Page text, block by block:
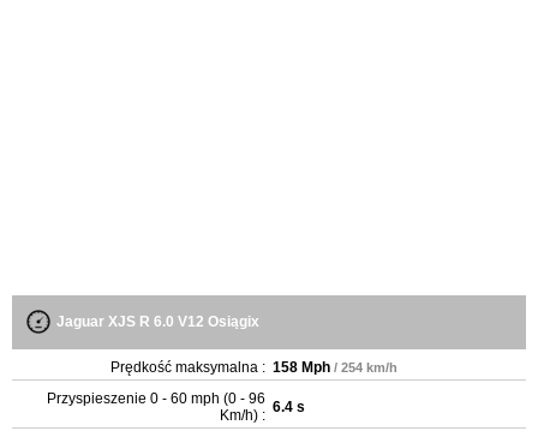
Jaguar XJS R 6.0 V12 Osiągix
Prędkość maksymalna : 158 Mph / 254 km/h
Przyspieszenie 0 - 60 mph (0 - 96
Km/h) : 6.4 s